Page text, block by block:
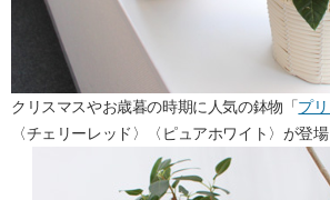
クリスマスやお歳暮の時期に人気の鉢物「プ
〈チェリーレッド〉〈ピュアホワイト〉が登場